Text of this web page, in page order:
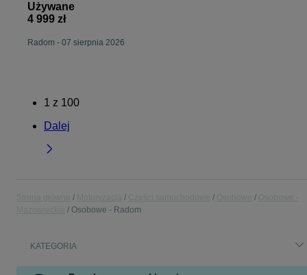
Używane
4 999 zł
Radom - 07 sierpnia 2026
1 z 100
Dalej
Osobowe - Radom
KATEGORIA